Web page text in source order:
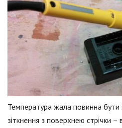
Температура жала повинна
зіткнення з поверхнею стрічки